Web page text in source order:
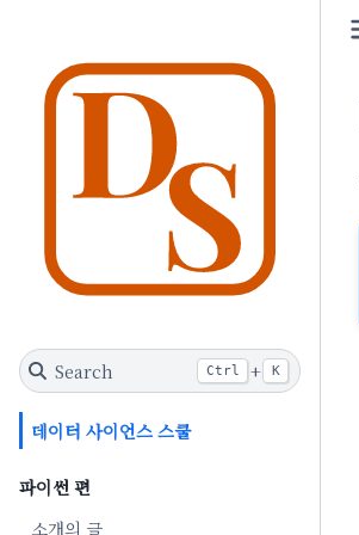
Search Ctrl + K
데이터 사이언스 스쿨
파이썬 편
소개의 글